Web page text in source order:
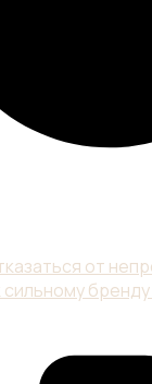
от
бренду